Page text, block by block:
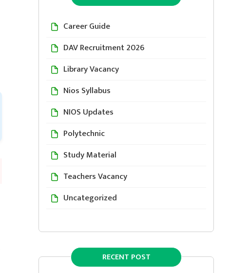
Career Guide
DAV Recruitment 2026
Library Vacancy
Nios Syllabus
NIOS Updates
Polytechnic
Study Material
Teachers Vacancy
Uncategorized
RECENT POST